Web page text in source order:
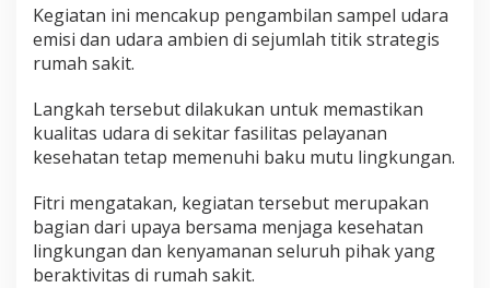
Kegiatan ini mencakup pengambilan sampel udara
emisi dan udara ambien di sejumlah titik strategis
rumah sakit.
Langkah tersebut dilakukan untuk memastikan
kualitas udara di sekitar fasilitas pelayanan
kesehatan tetap memenuhi baku mutu lingkungan.
Fitri mengatakan, kegiatan tersebut merupakan
bagian dari upaya bersama menjaga kesehatan
lingkungan dan kenyamanan seluruh pihak yang
beraktivitas di rumah sakit.